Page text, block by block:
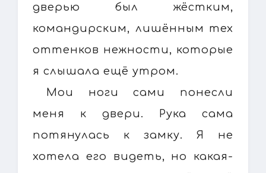
дверью был жёстким,
командирским, лишённым тех
оттенков нежности, которые
я слышала ещё утром.
Мои ноги сами понесли
меня к двери. Рука сама
потянулась к замку. Я не
хотела его видеть, но какая-